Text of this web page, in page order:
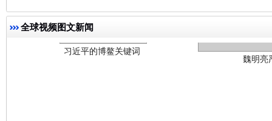
全球视频图文新闻